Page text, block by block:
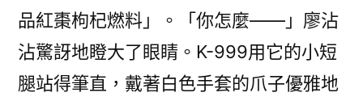
品紅棗枸杞燃料」。「你怎麼——」廖沾
沾驚訝地瞪大了眼睛。K-999用它的小短
腿站得筆直，戴著白色手套的爪子優雅地